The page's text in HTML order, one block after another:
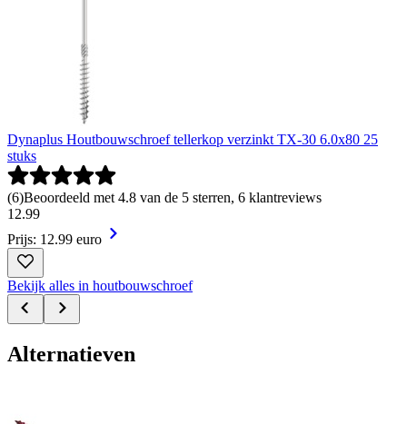
Dynaplus Houtbouwschroef tellerkop verzinkt TX-30 6.0x80 25
stuks
(6)Beoordeeld met 4.8 van de 5 sterren, 6 klantreviews
12.99
Prijs: 12.99 euro
Bekijk alles in houtbouwschroef
Alternatieven